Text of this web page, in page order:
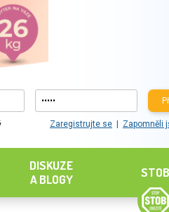
Zaregistrujte se Zapomněli
DISKUZE
A BLOGY
STOB